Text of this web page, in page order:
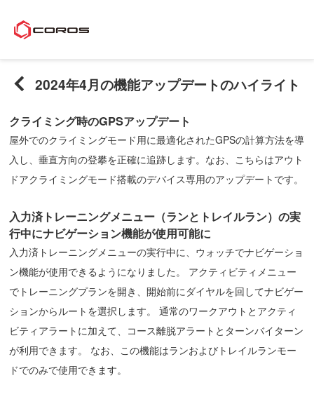
2024年4月の機能アップデートのハイライト
クライミング時のGPSアップデート
屋外でのクライミングモード用に最適化されたGPSの計算方法を導
入し、垂直方向の登攀を正確に追跡します。なお、こちらはアウト
ドアクライミングモード搭載のデバイス専用のアップデートです。
入力済トレーニングメニュー（ランとトレイルラン）の実
行中にナビゲーション機能が使用可能に
入力済トレーニングメニューの実行中に、ウォッチでナビゲーショ
ン機能が使用できるようになりました。 アクティビティメニュー
でトレーニングプランを開き、開始前にダイヤルを回してナビゲー
ションからルートを選択します。 通常のワークアウトとアクティ
ビティアラートに加えて、コース離脱アラートとターンバイターン
が利用できます。 なお、この機能はランおよびトレイルランモー
ドでのみで使用できます。